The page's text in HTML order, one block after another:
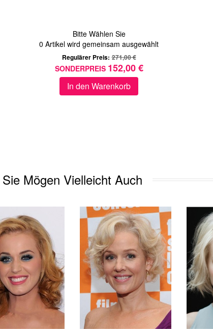
Bitte Wählen Sie
0 Artikel wird gemeinsam ausgewählt
Regulärer Preis: 271,00 €
SONDERPREIS 152,00 €
In den Warenkorb
Sie Mögen Vielleicht Auch